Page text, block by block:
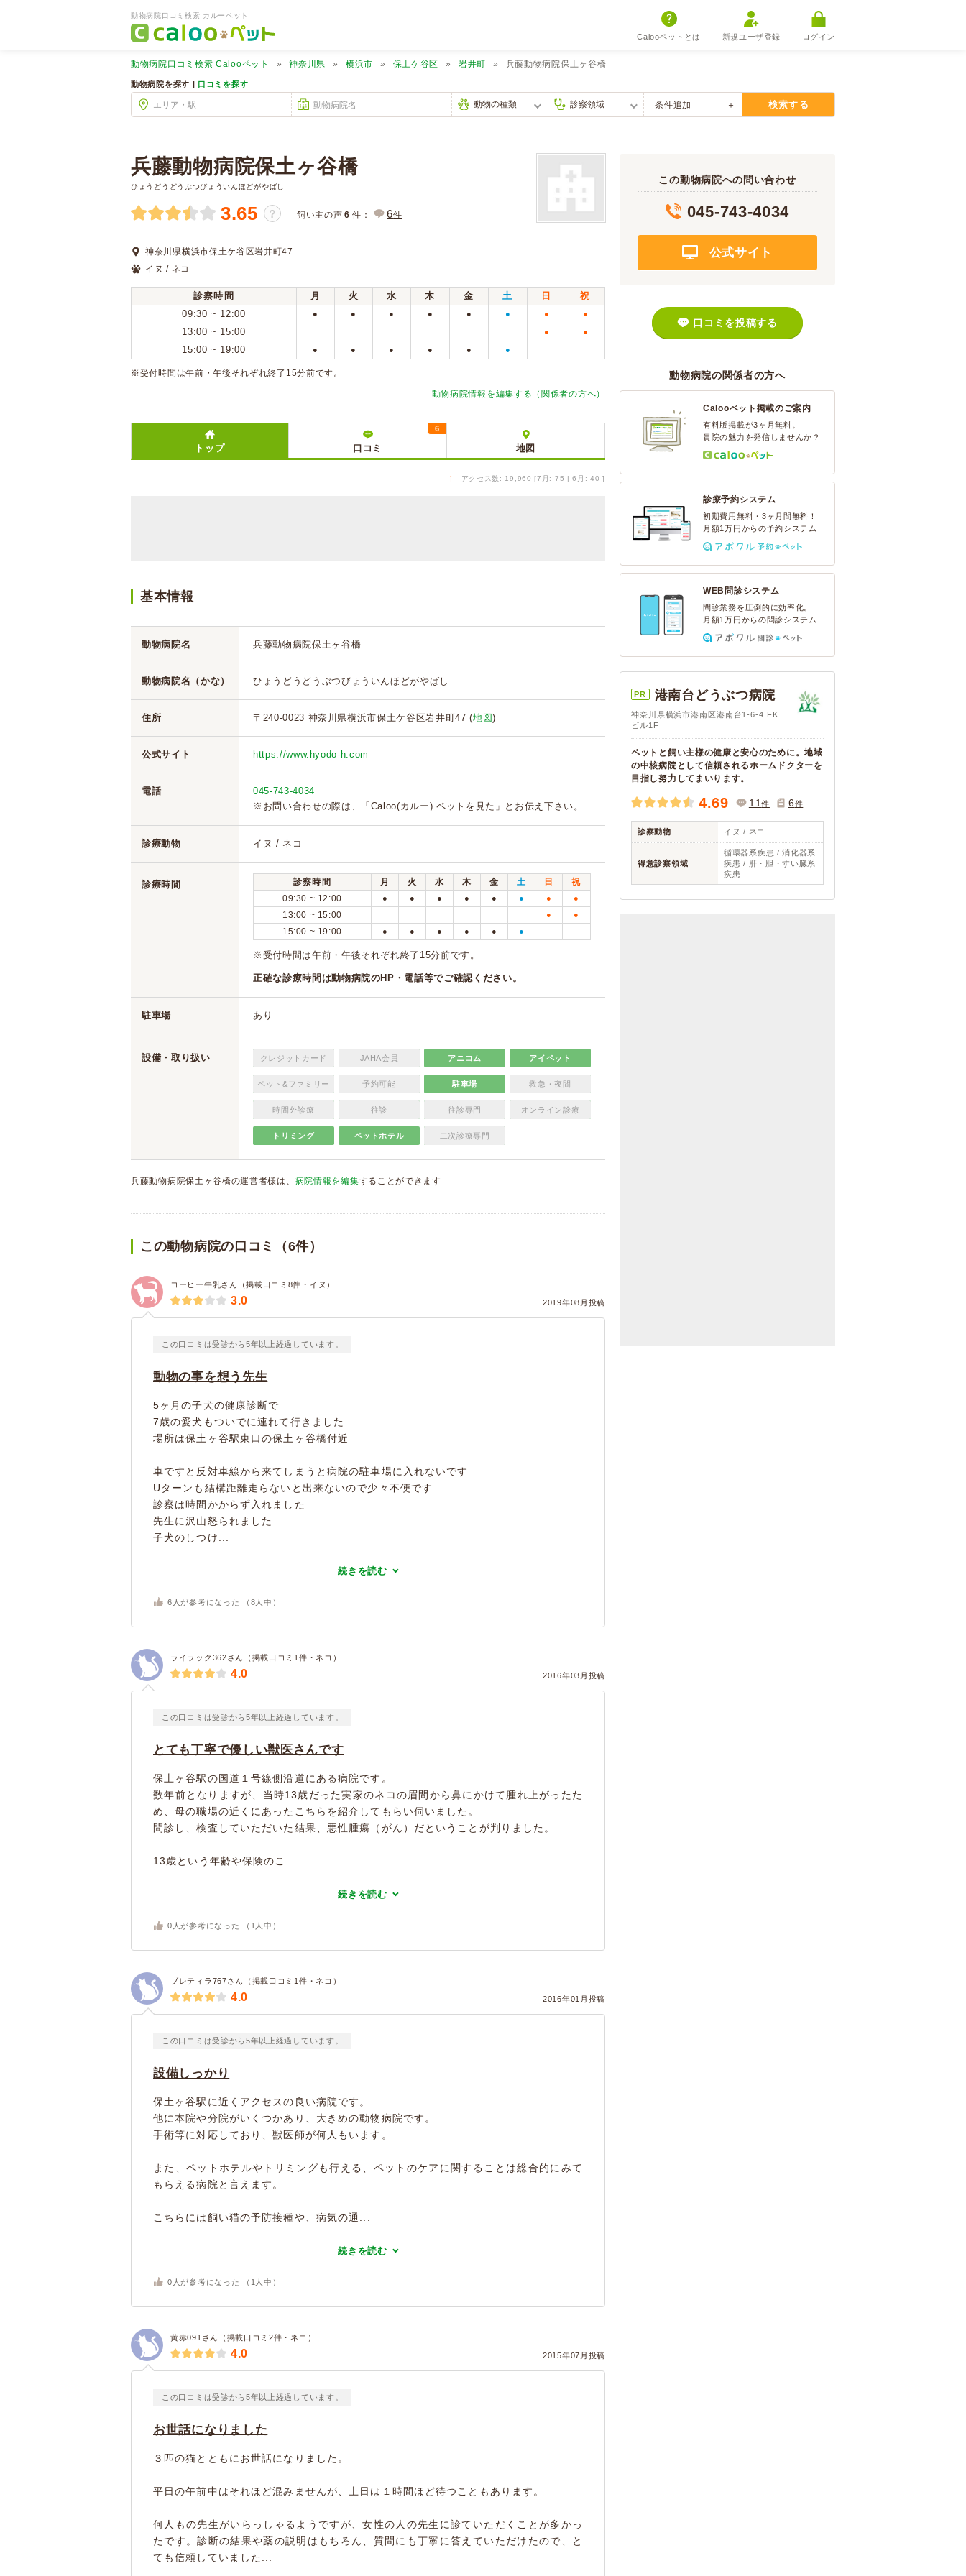
動物病院口コミ検索 カルーペット
Calooペットとは 新規ユーザ登録 ログイン
動物病院口コミ検索 Calooペット 神奈川県 横浜市 保土ケ谷区 岩井町 兵藤動物病院保土ヶ谷橋
動物病院を探す | 口コミを探す
条件追加 検索する
兵藤動物病院保土ヶ谷橋
ひょうどうどうぶつびょういんほどがやばし
3.65 ？ 飼い主の声 6 件： 6件
神奈川県横浜市保土ケ谷区岩井町47
イヌ / ネコ
診察時間 月 火 水 木 金 土 日
祝
09:30 ~ 12:00
● ● ● ● ● ● ● ●
13:00 ~ 15:00 ● ●
15:00 ~ 19:00 ● ● ● ● ● ●
※受付時間は午前・午後それぞれ終了15分前です。
動物病院情報を編集する（関係者の方へ）
トップ 口コミ
6
地図
↑ アクセス数: 19,960 [7月: 75 | 6月: 40 ]
基本情報
動物病院名 兵藤動物病院保土ヶ谷橋
動物病院名（かな） ひょうどうどうぶつびょういんほどがやばし
住所 〒240-0023 神奈川県横浜市保土ケ谷区岩井町47 (地図)
公式サイト https://www.hyodo-h.com
電話
045-743-4034
※お問い合わせの際は、「Caloo(カルー) ペットを見た」とお伝え下さい。
診療動物 イヌ / ネコ
診療時間 診察時間 月 火 水 木 金 土 日
祝
09:30 ~ 12:00
● ● ● ● ● ● ● ●
13:00 ~ 15:00 ● ●
15:00 ~ 19:00 ● ● ● ● ● ●
※受付時間は午前・午後それぞれ終了15分前です。
正確な診療時間は動物病院のHP・電話等でご確認ください。
駐車場 あり
設備・取り扱い クレジットカード JAHA会員 アニコム アイペット
ペット&ファミリー 予約可能 駐車場 救急・夜間
時間外診療 往診 往診専門 オンライン診療
トリミング ペットホテル 二次診療専門
兵藤動物病院保土ヶ谷橋の運営者様は、 病院情報を編集することができます
この動物病院の口コミ（6件）
コーヒー牛乳さん（掲載口コミ8件・イヌ）
2019年08月投稿
3.0
この口コミは受診から5年以上経過しています。
動物の事を想う先生
5ヶ月の子犬の健康診断で
7歳の愛犬もついでに連れて行きました
場所は保土ヶ谷駅東口の保土ヶ谷橋付近
車ですと反対車線から来てしまうと病院の駐車場に入れないです
Uターンも結構距離走らないと出来ないので少々不便です
診察は時間かからず入れました
先生に沢山怒られました
子犬のしつけ...
続きを読む
6 人が参考になった （ 8 人中）
ライラック362さん（掲載口コミ1件・ネコ）
2016年03月投稿
4.0
この口コミは受診から5年以上経過しています。
とても丁寧で優しい獣医さんです
保土ヶ谷駅の国道１号線側沿道にある病院です。
数年前となりますが、当時13歳だった実家のネコの眉間から鼻にかけて腫れ上がったた
め、母の職場の近くにあったこちらを紹介してもらい伺いました。
問診し、検査していただいた結果、悪性腫瘍（がん）だということが判りました。
13歳という年齢や保険のこ...
続きを読む
0 人が参考になった （ 1 人中）
ブレティラ767さん（掲載口コミ1件・ネコ）
2016年01月投稿
4.0
この口コミは受診から5年以上経過しています。
設備しっかり
保土ヶ谷駅に近くアクセスの良い病院です。
他に本院や分院がいくつかあり、大きめの動物病院です。
手術等に対応しており、獣医師が何人もいます。
また、ペットホテルやトリミングも行える、ペットのケアに関することは総合的にみて
もらえる病院と言えます。
こちらには飼い猫の予防接種や、病気の通...
続きを読む
0 人が参考になった （ 1 人中）
黄赤091さん（掲載口コミ2件・ネコ）
2015年07月投稿
4.0
この口コミは受診から5年以上経過しています。
お世話になりました
３匹の猫とともにお世話になりました。
平日の午前中はそれほど混みませんが、土日は１時間ほど待つこともあります。
何人もの先生がいらっしゃるようですが、女性の人の先生に診ていただくことが多かっ
たです。診断の結果や薬の説明はもちろん、質問にも丁寧に答えていただけたので、と
ても信頼していました...
この動物病院への問い合わせ
045-743-4034
公式サイト
口コミを投稿する
動物病院の関係者の方へ
Calooペット掲載のご案内
有料版掲載が3ヶ月無料。
貴院の魅力を発信しませんか？
診療予約システム
初期費用無料・3ヶ月間無料！
月額1万円からの予約システム
WEB問診システム
問診業務を圧倒的に効率化。
月額1万円からの問診システム
PR 港南台どうぶつ病院
神奈川県横浜市港南区港南台1-6-4 FK
ビル1F
ペットと飼い主様の健康と安心のために。地域
の中核病院として信頼されるホームドクターを
目指し努力してまいります。
4.69 11件 6件
診察動物 イヌ / ネコ
得意診察領域
循環器系疾患 / 消化器系
疾患 / 肝・胆・すい臓系
疾患